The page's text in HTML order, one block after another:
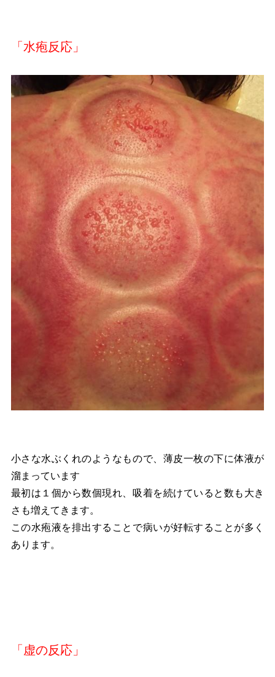
「水疱反応」
小さな水ぶくれのようなもので、薄皮一枚の下に体液が
溜まっています
最初は１個から数個現れ、吸着を続けていると数も大き
さも増えてきます。
この水疱液を排出することで病いが好転することが多く
あります。
「虚の反応」